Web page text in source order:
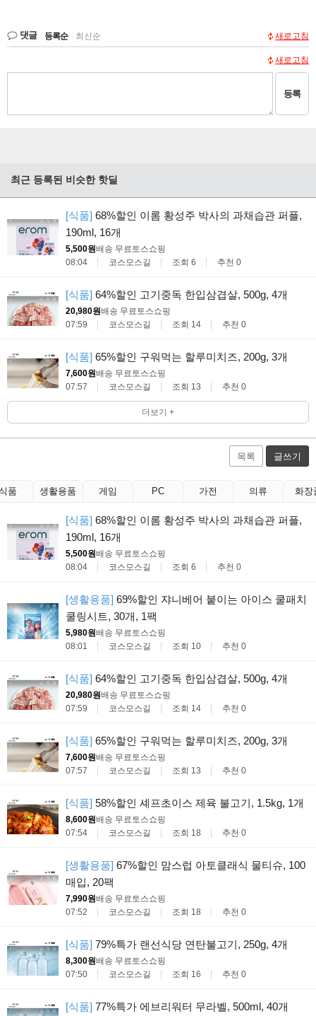
댓글 등록순 최신순 새로고침
새로고침
등록
최근 등록된 비슷한 핫딜
[식품] 68%할인 이롬 황성주 박사의 과채습관 퍼플,
190ml, 16개
5,500원배송 무료토스쇼핑
08:04
코스모스길 조회 6 추천 0
[식품] 64%할인 고기중독 한입삼겹살, 500g, 4개
20,980원배송 무료토스쇼핑
07:59
코스모스길 조회 14 추천 0
[식품] 65%할인 구워먹는 할루미치즈, 200g, 3개
7,600원배송 무료토스쇼핑
07:57
코스모스길 조회 13 추천 0
더보기 +
목록 글쓰기
품 생활용품 게임 PC 가전 의류 화장
[식품] 68%할인 이롬 황성주 박사의 과채습관 퍼플,
190ml, 16개
5,500원배송 무료토스쇼핑
08:04
코스모스길 조회 6 추천 0
[생활용품] 69%할인 쟈니베어 붙이는 아이스 쿨패치
쿨링시트, 30개, 1팩
5,980원배송 무료토스쇼핑
08:01
코스모스길 조회 10 추천 0
[식품] 64%할인 고기중독 한입삼겹살, 500g, 4개
20,980원배송 무료토스쇼핑
07:59
코스모스길 조회 14 추천 0
[식품] 65%할인 구워먹는 할루미치즈, 200g, 3개
7,600원배송 무료토스쇼핑
07:57
코스모스길 조회 13 추천 0
[식품] 58%할인 셰프초이스 제육 불고기, 1.5kg, 1개
8,600원배송 무료토스쇼핑
07:54
코스모스길 조회 18 추천 0
[생활용품] 67%할인 맘스럽 아토클래식 물티슈, 100
매입, 20팩
7,990원배송 무료토스쇼핑
07:52
코스모스길 조회 18 추천 0
[식품] 79%특가 랜선식당 연탄불고기, 250g, 4개
8,300원배송 무료토스쇼핑
07:50
코스모스길 조회 16 추천 0
[식품] 77%특가 에브리워터 무라벨, 500ml, 40개